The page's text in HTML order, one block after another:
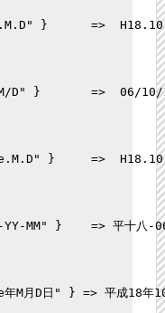
}      =>
M/D" }       =>  06/10/
}     =>
YY-MM" }    => 平十八-
年M月D日" } => 平成18年